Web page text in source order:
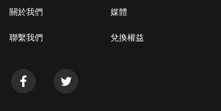
關於我們
聯繫我們
媒體
兌換權益